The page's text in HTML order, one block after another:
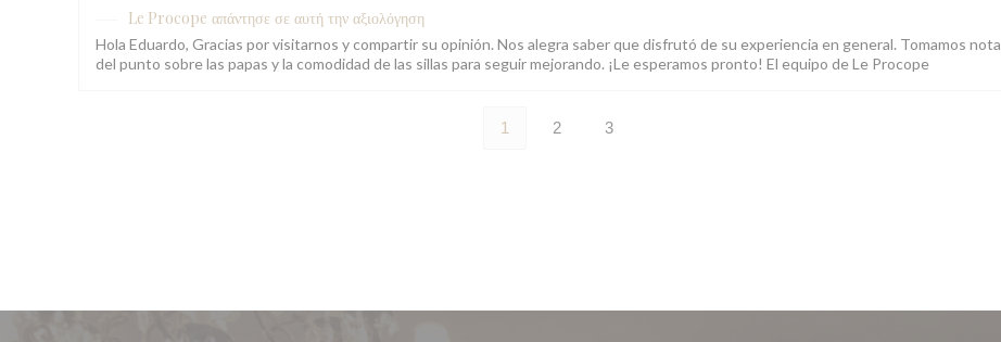
Le Procope απάντησε σε αυτή την αξιολόγηση
Hola Eduardo, Gracias por visitarnos y compartir su opinión. Nos alegra saber que disfrutó de su experiencia en general. Tomamos nota
del punto sobre las papas y la comodidad de las sillas para seguir mejorando. ¡Le esperamos pronto! El equipo de Le Procope
1 2 3